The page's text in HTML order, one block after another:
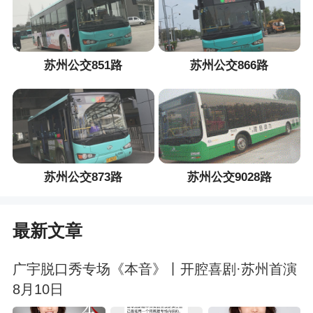
苏州公交851路 苏州公交866路
苏州公交873路 苏州公交9028路
最新文章
广宇脱口秀专场《本音》丨开腔喜剧·苏州首演
8月10日